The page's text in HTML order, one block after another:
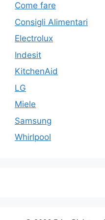
Come fare
Consigli Alimentari
Electrolux
Indesit
KitchenAid
LG
Miele
Samsung
Whirlpool